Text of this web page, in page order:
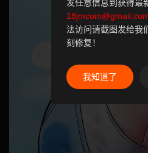
发任意信息到获得最
法访问请截图发给我
刻修复！
我知道了